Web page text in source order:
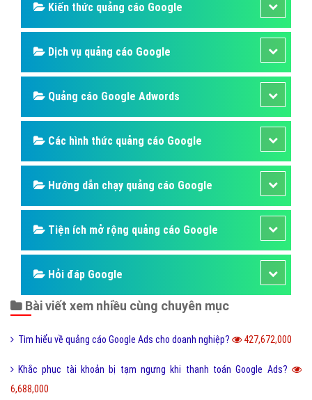
Kiến thức quảng cáo Google
Dịch vụ quảng cáo Google
Quảng cáo Google Adwords
Các hình thức quảng cáo Google
Hướng dẫn chạy quảng cáo Google
Tiện ích mở rộng quảng cáo Google
Hỏi đáp Google
Bài viết xem nhiều cùng chuyên mục
Tìm hiểu về quảng cáo Google Ads cho doanh nghiệp? 427,672,000
Khắc phục tài khoản bị tạm ngưng khi thanh toán Google Ads?
6,688,000